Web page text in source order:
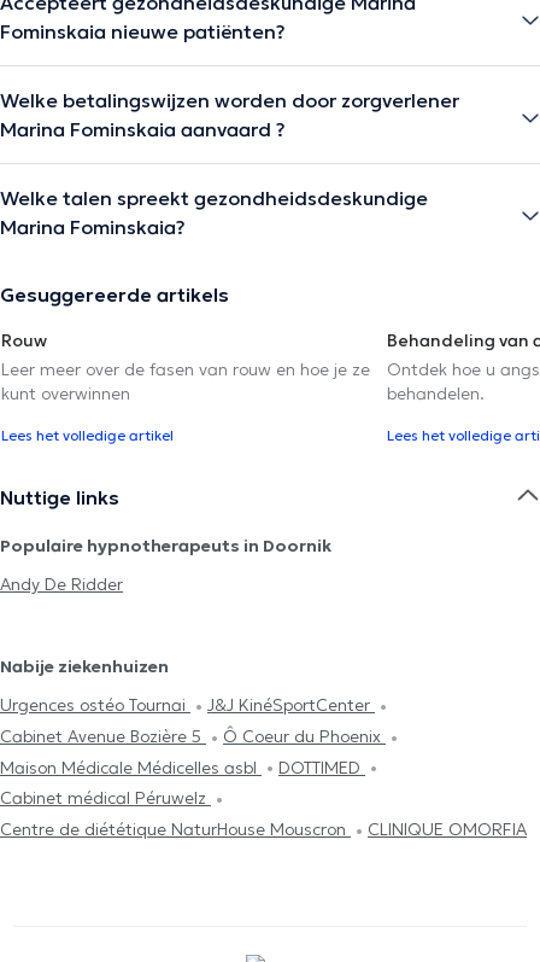
Fominskaia nieuwe patiënten?
Welke betalingswijzen worden door zorgverlener
Marina Fominskaia aanvaard ?
Welke talen spreekt gezondheidsdeskundige
Marina Fominskaia?
Gesuggereerde artikels
Rouw
Leer meer over de fasen van rouw en hoe je ze
kunt overwinnen
Lees het volledige artikel
Behandeling van
Ontdek hoe u
behandelen.
Lees het volledige
Nuttige links
Populaire hypnotherapeuts in Doornik
Andy De Ridder
Nabije ziekenhuizen
Urgences ostéo Tournai
J&J KinéSportCenter
Cabinet Avenue Bozière 5
Ô Coeur du Phoenix
Maison Médicale Médicelles asbl
DOTTIMED
Cabinet médical Péruwelz
Centre de diététique NaturHouse Mouscron
CLINIQUE OMORFIA